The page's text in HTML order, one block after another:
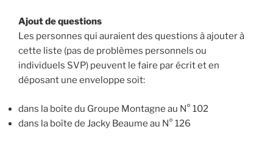
Ajout de questions
Les personnes qui auraient des questions à ajouter à
cette liste (pas de problèmes personnels ou
individuels SVP) peuvent le faire par écrit et en
déposant une enveloppe soit:
dans la boîte du Groupe Montagne au N° 102
dans la boîte de Jacky Beaume au N° 126